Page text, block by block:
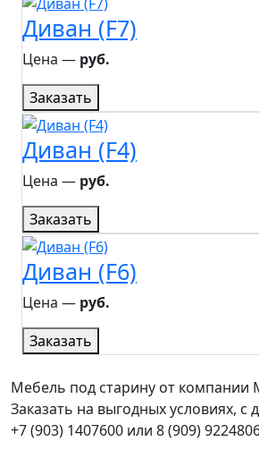
Диван (F7)
Цена ― руб.
Заказать
Диван (F4)
Цена ― руб.
Заказать
Диван (F6)
Цена ― руб.
Заказать
Мебель под старину от компании
Заказать на выгодных условиях, с
+7 (903) 1407600 или 8 (909)